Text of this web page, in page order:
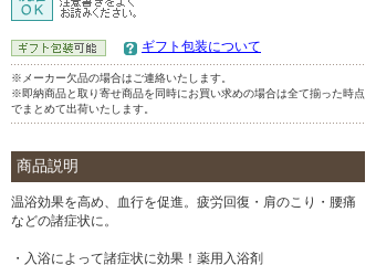
ギフト包装について
※メーカー欠品の場合はご連絡いたします。
※即納商品と取り寄せ商品を同時にお買い求めの場合は全て揃った時点
でまとめて出荷いたします。
商品説明
温浴効果を高め、血行を促進。疲労回復・肩のこり・腰痛
などの諸症状に。
・入浴によって諸症状に効果！薬用入浴剤